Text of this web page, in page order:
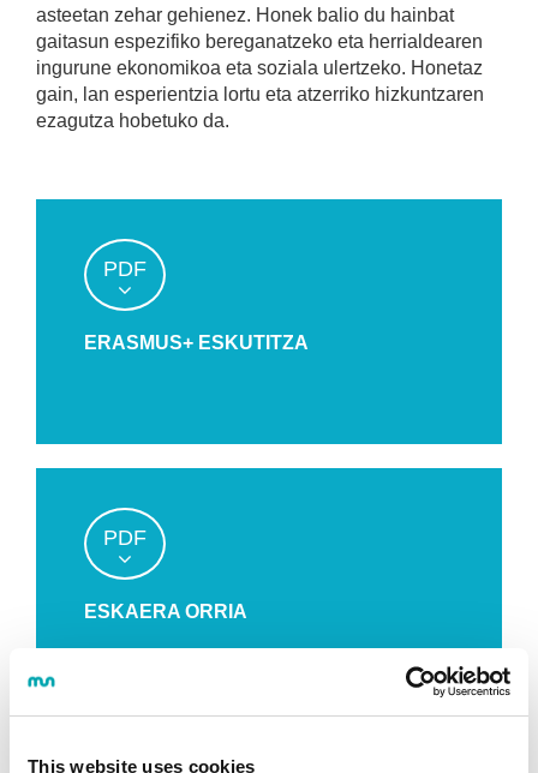
This website uses cookies
asteetan zehar gehienez. Honek balio du hainbat
gaitasun espezifiko bereganatzeko eta herrialdearen
ingurune ekonomikoa eta soziala ulertzeko. Honetaz
gain, lan esperientzia lortu eta atzerriko hizkuntzaren
ezagutza hobetuko da.
PDF
ERASMUS+ ESKUTITZA
PDF
ESKAERA ORRIA